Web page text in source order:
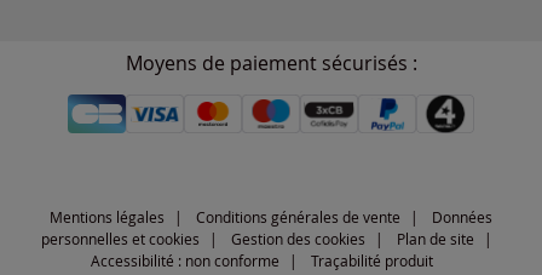
Moyens de paiement sécurisés :
Mentions légales Conditions générales de vente
Données
personnelles et cookies
Gestion des cookies
Plan de site
Accessibilité : non conforme
Traçabilité produit